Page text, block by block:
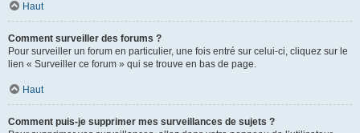
Haut
Comment surveiller des forums ?
Pour surveiller un forum en particulier, une fois entré sur celui-ci, cliquez sur le
lien « Surveiller ce forum » qui se trouve en bas de page.
Haut
Comment puis-je supprimer mes surveillances de sujets ?